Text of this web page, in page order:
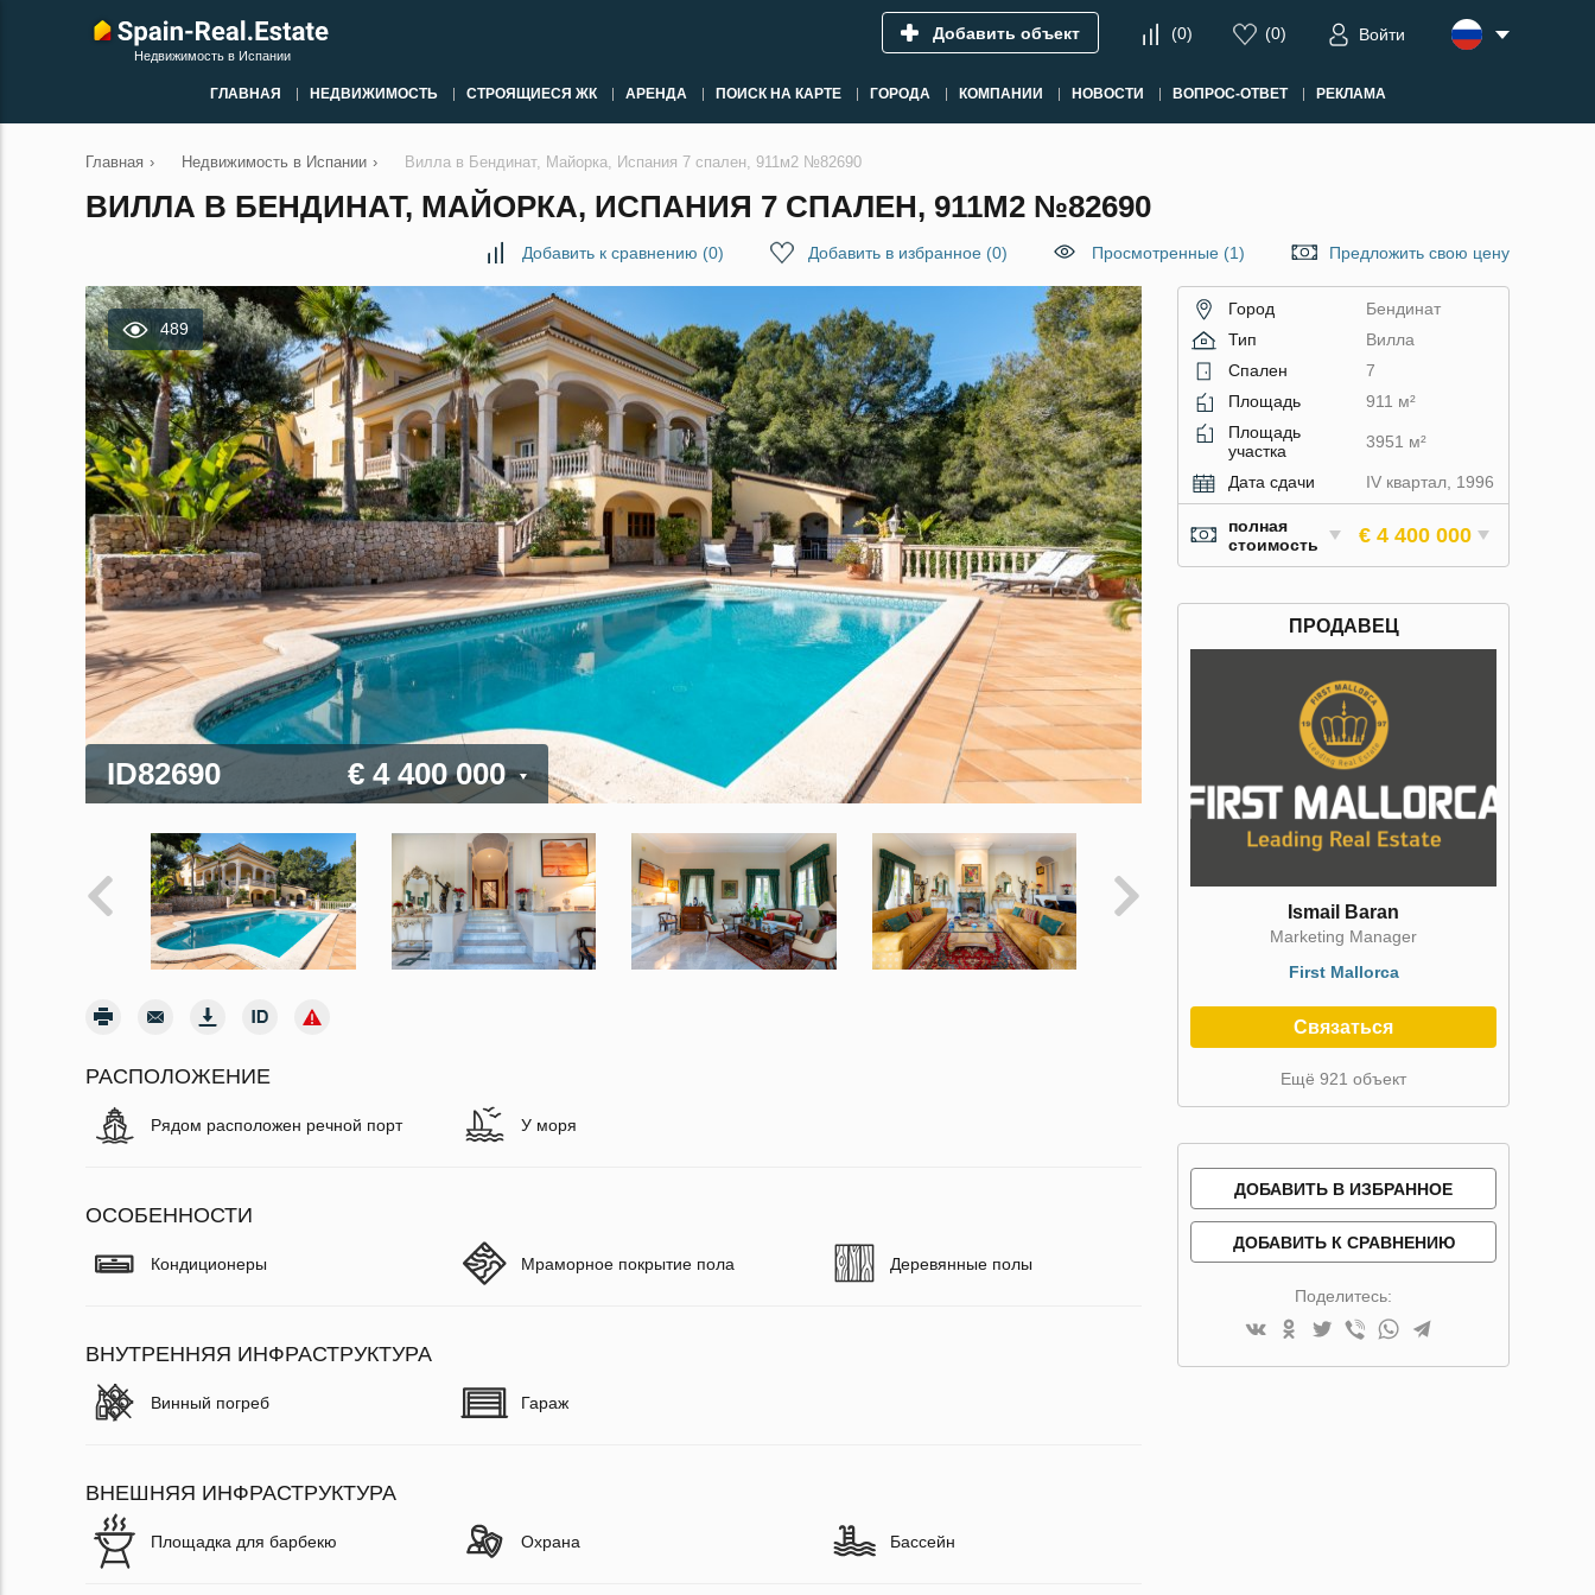
Недвижимость в Испании
Добавить объект (0) (0) Войти
ГЛАВНАЯ НЕДВИЖИМОСТЬ СТРОЯЩИЕСЯ ЖК АРЕНДА ПОИСК НА КАРТЕ ГОРОДА КОМПАНИИ НОВОСТИ ВОПРОС-ОТВЕТ РЕКЛАМА
Главная › Недвижимость в Испании › Вилла в Бендинат, Майорка, Испания 7 спален, 911м2 №82690
ВИЛЛА В БЕНДИНАТ, МАЙОРКА, ИСПАНИЯ 7 СПАЛЕН, 911М2 №82690
Добавить к сравнению (0) Добавить в избранное (0) Просмотренные (1) Предложить свою цену
489
ID82690 € 4 400 000
РАСПОЛОЖЕНИЕ
Рядом расположен речной порт У моря
ОСОБЕННОСТИ
Кондиционеры Мраморное покрытие пола Деревянные полы
ВНУТРЕННЯЯ ИНФРАСТРУКТУРА
Винный погреб Гараж
ВНЕШНЯЯ ИНФРАСТРУКТУРА
Площадка для барбекю Охрана Бассейн
Город
Бендинат
Тип
Вилла
Спален
7
Площадь
911 м²
Площадь
участка
3951 м²
Дата сдачи IV квартал, 1996
полная
стоимость
€ 4 400 000
ПРОДАВЕЦ
Ismail Baran
Marketing Manager
First Mallorca
Связаться
Ещё 921 объект
ДОБАВИТЬ В ИЗБРАННОЕ
ДОБАВИТЬ К СРАВНЕНИЮ
Поделитесь: